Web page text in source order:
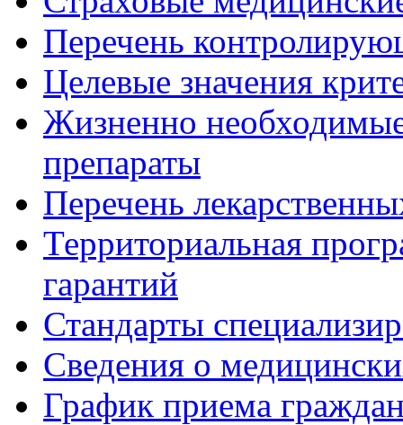
Перечень
Целевые значения
Жизненно
препараты
Перечень
Территориальная
гарантий
Стандарты
Сведения о
График приема